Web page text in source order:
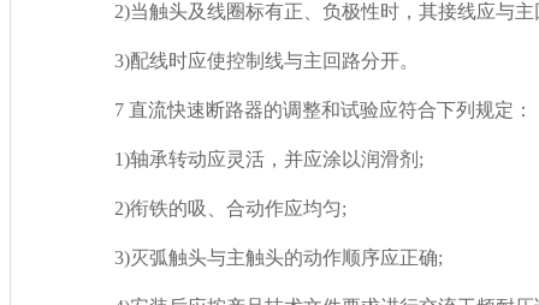
2)当触头及线圈标有正、负极性时，其接线应与
3)配线时应使控制线与主回路分开。
7 直流快速断路器的调整和试验应符合下列规定：
1)轴承转动应灵活，并应涂以润滑剂;
2)衔铁的吸、合动作应均匀;
3)灭弧触头与主触头的动作顺序应正确;